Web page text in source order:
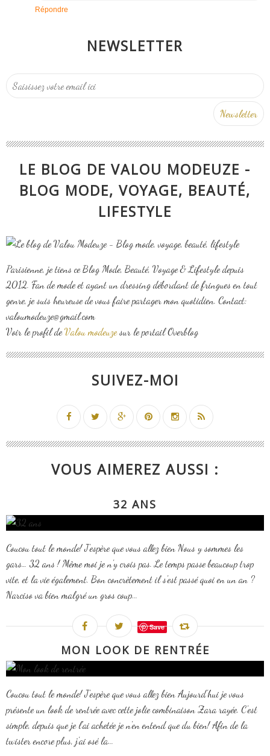
Répondre
NEWSLETTER
LE BLOG DE VALOU MODEUZE -
BLOG MODE, VOYAGE, BEAUTÉ,
LIFESTYLE
Parisienne, je tiens ce Blog Mode, Beauté, Voyage & Lifestyle depuis
2012. Fan de mode et ayant un dressing débordant de fringues en tout
genre, je suis heureuse de vous faire partager mon quotidien. Contact:
valoumodeuze@gmail.com
Voir le profil deValou modeuzesur le portail Overblog
SUIVEZ-MOI
VOUS AIMEREZ AUSSI :
32 ANS
Coucou tout le monde! J'espère que vous allez bien Nous y sommes les
gars… 32 ans ! Même moi je n'y crois pas. Le temps passe beaucoup trop
vite, et la vie également. Bon concrètement il s'est passé quoi en un an ?
Narciso va bien malgré un gros coup...
Save
MON LOOK DE RENTRÉE
Coucou tout le monde! J'espère que vous allez bien Aujourd'hui je vous
présente un look de rentrée avec cette jolie combinaison Zara rayée. C'est
simple, depuis que je l'ai achetée je n'en entend que du bien! Afin de la
twister encore plus, j'ai osé la...